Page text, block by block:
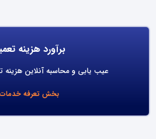
برآورد هزینه
عیب یابی و محاسبه آنلاین هزینه
بخش تعرفه خدمات